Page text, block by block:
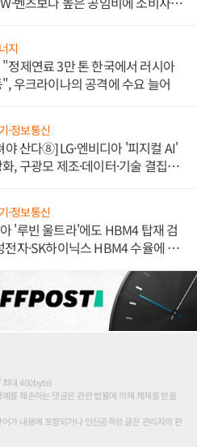
지
정제연료 3만 톤 한국에서 러시아
우크라이나의 공격에 수요 늘어
·정보통신
야 산다⑧] LG·엔비디아 '피지컬 AI'
, 구광모 제조·데이터·기술 결집
·정보통신
'루빈 울트라'에도 HBM4 탑재 검
전자·SK하이닉스 HBM4 수율에 주
최대 400byte)
를 훼손하는 댓글은 관련 법률에 의해 제재를 받을
가 내용에 포함되거나 인신공격성 글은 관리자의 판